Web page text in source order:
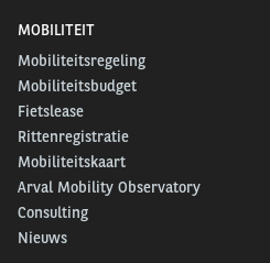
MOBILITEIT
Mobiliteitsregeling
Mobiliteitsbudget
Fietslease
Rittenregistratie
Mobiliteitskaart
Arval Mobility Observatory
Consulting
Nieuws